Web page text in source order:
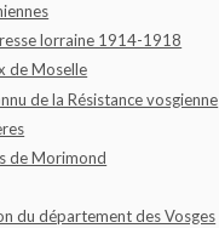
lorraine 1914-1918
de Moselle
de la Résistance vosgienne
de Morimond
du département des Vosges